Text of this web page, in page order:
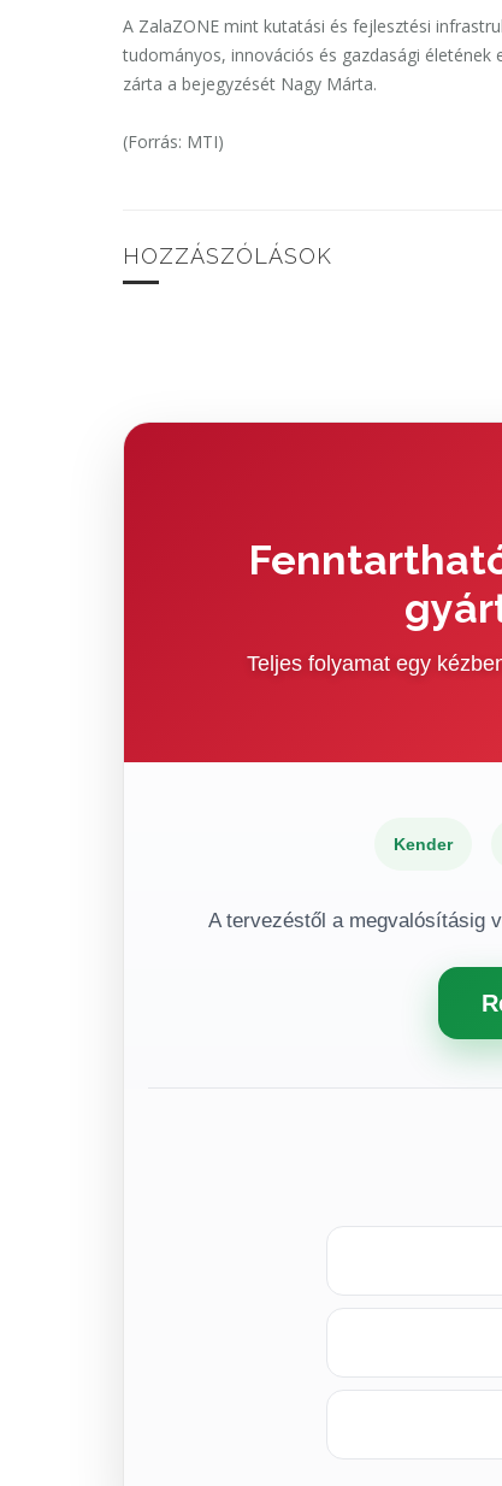
A ZalaZONE mint kutatási és fejlesztési
tudományos, innovációs és gazdasági
zárta a bejegyzését Nagy Márta.
(Forrás: MTI)
HOZZÁSZÓLÁSOK
Teljes folyamat egy
Kender
A tervezéstől a megvalósításig